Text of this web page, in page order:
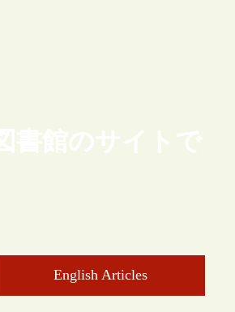
書館のサイトで
English Articles